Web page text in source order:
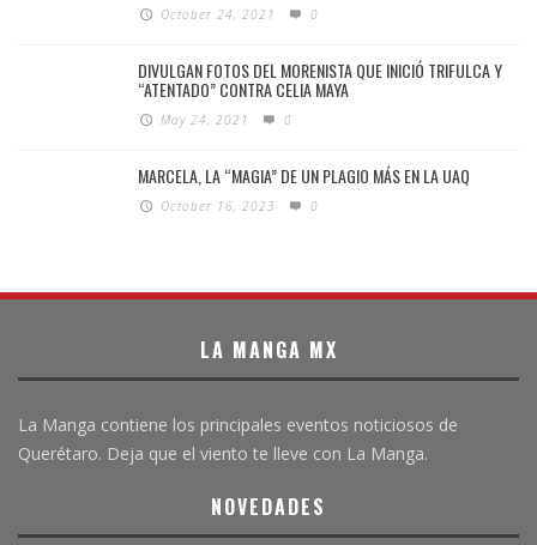
October 24, 2021 0
DIVULGAN FOTOS DEL MORENISTA QUE INICIÓ TRIFULCA Y
“ATENTADO” CONTRA CELIA MAYA
May 24, 2021 0
MARCELA, LA “MAGIA” DE UN PLAGIO MÁS EN LA UAQ
October 16, 2023 0
LA MANGA MX
La Manga contiene los principales eventos noticiosos de
Querétaro. Deja que el viento te lleve con La Manga.
NOVEDADES